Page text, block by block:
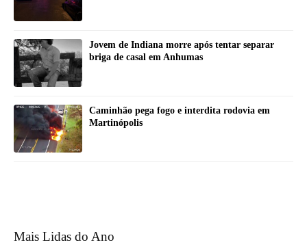
Jovem de Indiana morre após tentar separar
briga de casal em Anhumas
Caminhão pega fogo e interdita rodovia em
Martinópolis
Mais Lidas do Ano